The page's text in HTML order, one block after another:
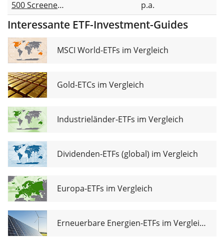
Unhedged
(Acc)
500 Screened
UCITS ETF Acc
p.a.
Interessante ETF-Investment-Guides
MSCI World-ETFs im Vergleich
Gold-ETCs im Vergleich
Industrieländer-ETFs im Vergleich
Dividenden-ETFs (global) im Vergleich
Europa-ETFs im Vergleich
Erneuerbare Energien-ETFs im Vergleich